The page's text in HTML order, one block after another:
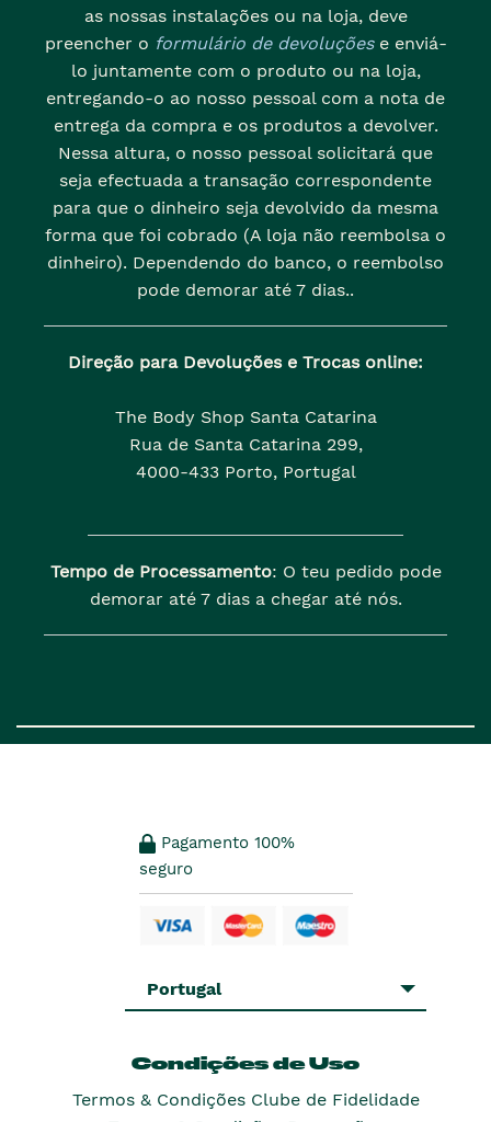
as nossas instalações ou na loja, deve
preencher o formulário de devoluçõese enviá-
lo juntamente com o produto ou na loja,
entregando-o ao nosso pessoal com a nota de
entrega da compra e os produtos a devolver.
Nessa altura, o nosso pessoal solicitará que
seja efectuada a transação correspondente
para que o dinheiro seja devolvido da mesma
forma que foi cobrado (A loja não reembolsa o
dinheiro). Dependendo do banco, o reembolso
pode demorar até 7 dias..
Direção para Devoluções e Trocas online:
The Body Shop Santa Catarina
Rua de Santa Catarina 299,
4000-433 Porto, Portugal
Tempo de Processamento: O teu pedido pode
demorar até 7 dias a chegar até nós.
Pagamento 100%
seguro
Portugal
Condições de Uso
Termos & Condições Clube de Fidelidade